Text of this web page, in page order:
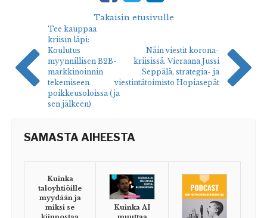
Takaisin etusivulle
Tee kauppaa
kriisin läpi:
Koulutus
myynnillisen B2B-
markkinoinnin
tekemiseen
poikkeusoloissa (ja
sen jälkeen)
Näin viestit korona-
kriisissä. Vieraana Jussi
Seppälä, strategia- ja
viestintätoimisto Hopiasepät
SAMASTA AIHEESTA
Kuinka
taloyhtiöille
myydään ja
miksi se
Kuinka AI